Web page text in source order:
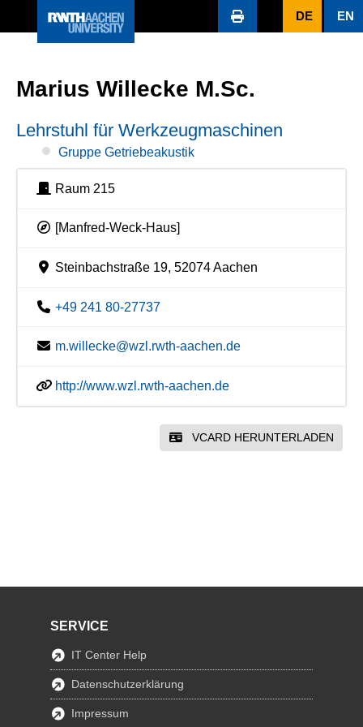
DE EN
Marius Willecke M.Sc.
Lehrstuhl für Werkzeugmaschinen
Gruppe Getriebeakustik
Raum 215
[Manfred-Weck-Haus]
Steinbachstraße 19, 52074 Aachen
+49 241 80-27737
m.willecke@wzl.rwth-aachen.de
http://www.wzl.rwth-aachen.de
VCARD HERUNTERLADEN
SERVICE
IT Center Help
Datenschutzerklärung
Impressum